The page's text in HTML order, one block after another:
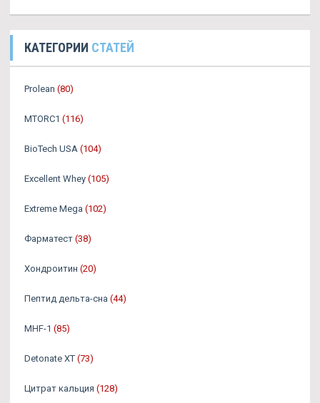
КАТЕГОРИИ СТАТЕЙ
Prolean (80)
MTORC1 (116)
BioTech USA (104)
Excellent Whey (105)
Extreme Mega (102)
Фарматест (38)
Хондроитин (20)
Пептид дельта-сна (44)
MHF-1 (85)
Detonate XT (73)
Цитрат кальция (128)